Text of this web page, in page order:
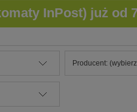
InPost) już od
Producent: